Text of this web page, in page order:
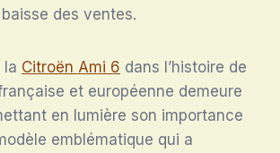
des ventes.
la Citroën Ami 6 dans l’histoire de
et européenne demeure
en lumière son importance
emblématique qui a